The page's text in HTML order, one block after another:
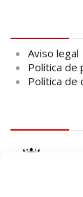
Aviso legal
Política de
Política de